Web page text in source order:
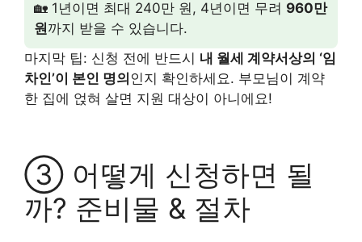
🏡 1년이면 최대 240만 원, 4년이면 무려 960만
원까지 받을 수 있습니다.
마지막 팁: 신청 전에 반드시 내 월세 계약서상의 ‘임
차인’이 본인 명의 인지 확인하세요. 부모님이 계약
한 집에 얹혀 살면 지원 대상이 아니에요!
③ 어떻게 신청하면 될
까? 준비물 & 절차